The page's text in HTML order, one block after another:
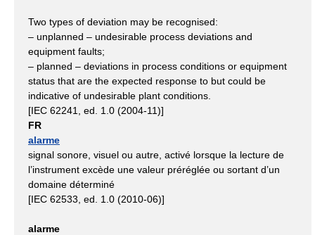
Two types of deviation may be recognised:
– unplanned – undesirable process deviations and
equipment faults;
– planned – deviations in process conditions or equipment
status that are the expected response to but could be
indicative of undesirable plant conditions.
[IEC 62241, ed. 1.0 (2004-11)]
FR
alarme
signal sonore, visuel ou autre, activé lorsque la lecture de
l’instrument excède une valeur préréglée ou sortant d’un
domaine déterminé
[IEC 62533, ed. 1.0 (2010-06)]
alarme